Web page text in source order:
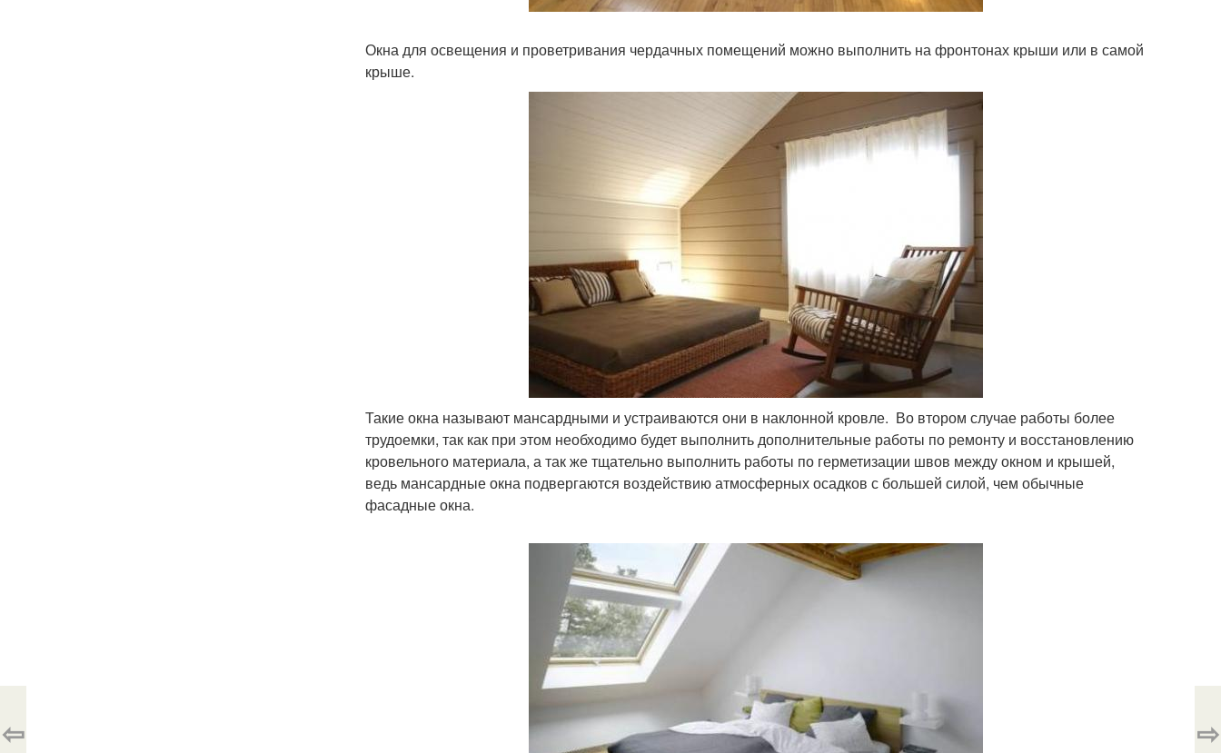
Окна для освещения и проветривания чердачных помещений можно выполнить на фронтонах крыши или в самой
крыше.
Такие окна называют мансардными и устраиваются они в наклонной кровле. Во втором случае работы более
трудоемки, так как при этом необходимо будет выполнить дополнительные работы по ремонту и восстановлению
кровельного материала, а так же тщательно выполнить работы по герметизации швов между окном и крышей,
ведь мансардные окна подвергаются воздействию атмосферных осадков с большей силой, чем обычные
фасадные окна.
⇦ ⇨